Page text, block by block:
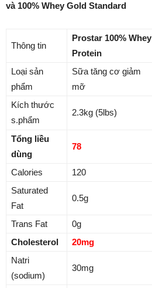
và 100% Whey Gold Standard
Thông tin
Prostar 100% Whey
Protein
Loại sản
phẩm
Sữa tăng cơ giảm
mỡ
Kích thước
s.phẩm
2.3kg (5lbs)
Tổng liều
dùng
78
Calories 120
Saturated
Fat
0.5g
Trans Fat 0g
Cholesterol
20mg
Natri
(sodium)
30mg